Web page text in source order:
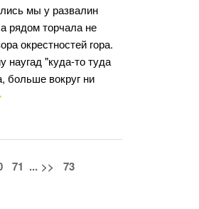
мы у развалин
рядом торчала не
окрестностей гора.
наугад "куда-то туда
больше вокруг ни
71 ... >> 73